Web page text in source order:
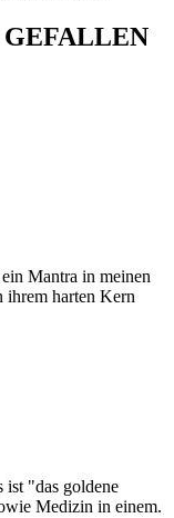
Mantra in meinen
ihrem harten Kern
ist "das goldene
Medizin in einem.